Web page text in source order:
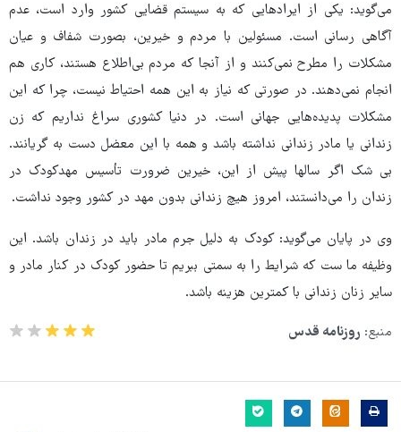
می‌گوید: یکی از ایرادهایی که به سیستم قضایی کشور وارد است، عدم
آگاهی رسانی است. مسئولین با مردم و خیرین، بصورت شفاف و عیان
مشکلات را مطرح نمی‌کنند و از آنجا که مردم بی‌اطلاع هستند، کاری هم
انجام نمی‌دهند. در صورتی که نیاز به این همه احتیاط نیست، چرا که این
مشکلات پدیده‌هایی جهانی است. در دنیا کشوری سراغ نداریم که زن
زندانی یا مادر زندانی نداشته باشد و همه با این معضل دست به گریانند.
بی شک اگر سالها پیش از این، خیرین ضرورت تأسیس مهدکودک در
زندان را می‌دانستند، امروز هیچ زندانی بدون مهد در کشور وجود نداشت.
وی در پایان می‌گوید: کودک به دلیل جرم مادر باید در زندان باشد. این
وظیفه ما ست که شرایط را به سمتی ببریم تا حضور کودک در کنار مادر و
سایر زنان زندانی با کمترین هزینه باشد.
منبع: روزنامه قدس